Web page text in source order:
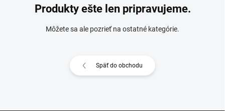
Produkty ešte len pripravujeme.
Môžete sa ale pozrieť na ostatné kategórie.
Späť do obchodu